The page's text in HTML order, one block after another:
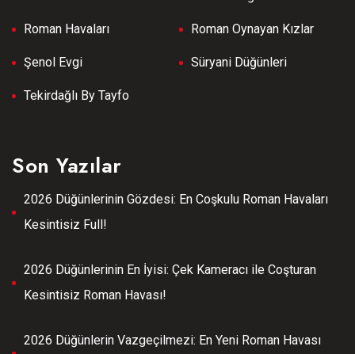
Roman Havaları Roman Oynayan Kızlar
Şenol Evgi Süryani Düğünleri
Tekirdağlı By Tayfo
Son Yazılar
2026 Düğünlerinin Gözdesi: En Coşkulu Roman Havaları
Kesintisiz Full!
2026 Düğünlerinin En İyisi: Çek Kameracı ile Coşturan
Kesintisiz Roman Havası!
2026 Düğünlerin Vazgeçilmezi: En Yeni Roman Havası